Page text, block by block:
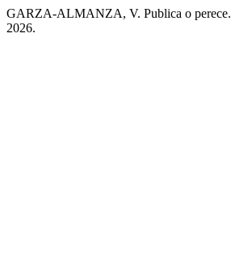
GARZA-ALMANZA, V. Publica o perece.
2026.